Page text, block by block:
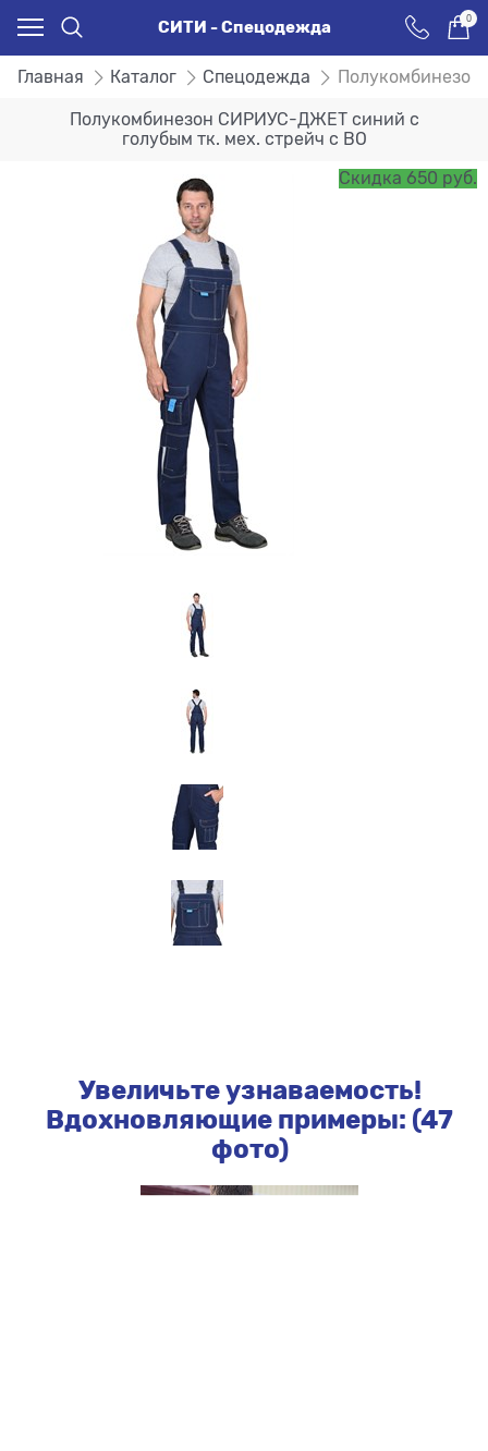
СИТИ - Спецодежда 0
Главная Каталог Спецодежда
Полукомбинезон СИРИУС-ДЖЕТ синий с
голубым тк. мех. стрейч с ВО
Скидка 650 руб.
Увеличьте узнаваемость!
Вдохновляющие примеры: (47
фото)